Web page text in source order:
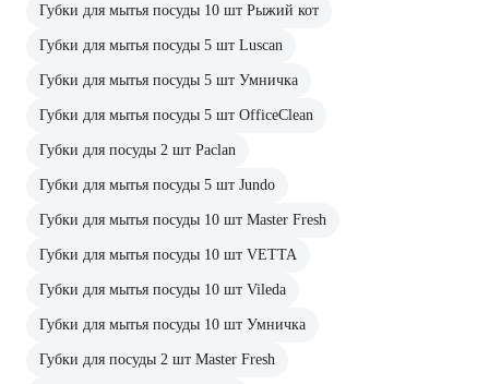
Губки для мытья посуды 10 шт Рыжий кот
Губки для мытья посуды 5 шт Luscan
Губки для мытья посуды 5 шт Умничка
Губки для мытья посуды 5 шт OfficeClean
Губки для посуды 2 шт Paclan
Губки для мытья посуды 5 шт Jundo
Губки для мытья посуды 10 шт Master Fresh
Губки для мытья посуды 10 шт VETTA
Губки для мытья посуды 10 шт Vileda
Губки для мытья посуды 10 шт Умничка
Губки для посуды 2 шт Master Fresh